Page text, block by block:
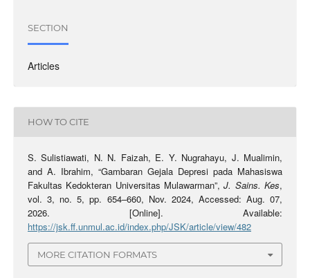
SECTION
Articles
HOW TO CITE
S. Sulistiawati, N. N. Faizah, E. Y. Nugrahayu, J. Mualimin,
and A. Ibrahim, “Gambaran Gejala Depresi pada Mahasiswa
Fakultas Kedokteran Universitas Mulawarman”,J. Sains. Kes,
vol. 3, no. 5, pp. 654–660, Nov. 2024, Accessed: Aug. 07,
2026. [Online]. Available:
https://jsk.ff.unmul.ac.id/index.php/JSK/article/view/482
MORE CITATION FORMATS